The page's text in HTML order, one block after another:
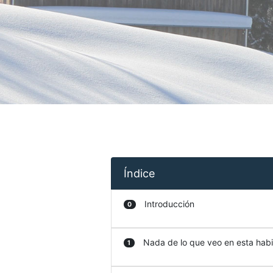
Índice
0 Introducción
1 Nada de lo que veo en esta